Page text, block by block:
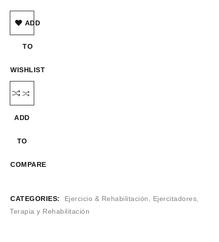
ADD
TO
WISHLIST
ADD
TO
COMPARE
CATEGORIES: Ejercicio & Rehabilitación Ejercitadores
Terapia y Rehabilitación